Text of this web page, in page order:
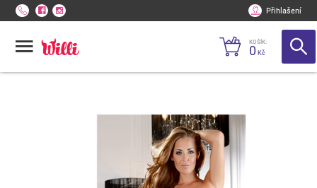
Přihlašení
KOŠÍK:
0 Kč